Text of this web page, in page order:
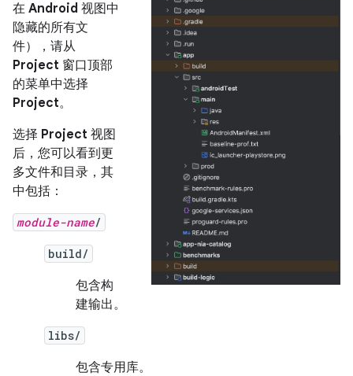
在 Android 视图中
隐藏的所有文
件），请从
Project 窗口顶部
的菜单中选择
Project。
选择 Project 视图
后，您可以看到更
多文件和目录，其
中包括：
module-name/
build/
包含构
建输出。
libs/
包含专用库。